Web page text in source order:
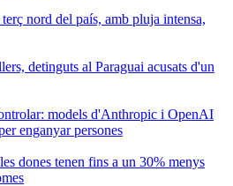
nord del país, amb pluja intensa,
detinguts al Paraguai acusats d'un
models d'Anthropic i OpenAI
enganyar persones
dones tenen fins a un 30% menys